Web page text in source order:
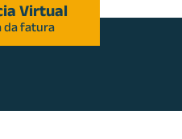
Virtual
da fatura